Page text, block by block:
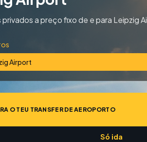
a preço fixo de e para Leipzig
Airport
O TEU TRANSFER DE AEROPORTO
Só ida